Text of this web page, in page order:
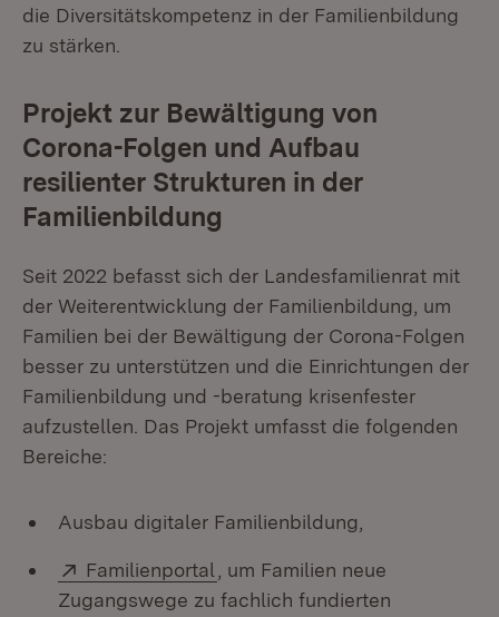
die Diversitätskompetenz in der Familienbildung
zu stärken.
Projekt zur Bewältigung von
Corona-Folgen und Aufbau
resilienter Strukturen in der
Familienbildung
Seit 2022 befasst sich der Landesfamilienrat mit
der Weiterentwicklung der Familienbildung, um
Familien bei der Bewältigung der Corona-Folgen
besser zu unterstützen und die Einrichtungen der
Familienbildung und -beratung krisenfester
aufzustellen. Das Projekt umfasst die folgenden
Bereiche:
Ausbau digitaler Familienbildung,
Extern:
Familienportal (Öffnet in neuem Fenster)
, um Familien neue
Zugangswege zu fachlich fundierten